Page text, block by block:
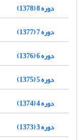
دوره 8 (1378)
دوره 7 (1377)
دوره 6 (1376)
دوره 5 (1375)
دوره 4 (1374)
دوره 3 (1373)